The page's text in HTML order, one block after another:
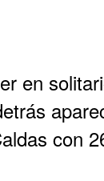
en
con